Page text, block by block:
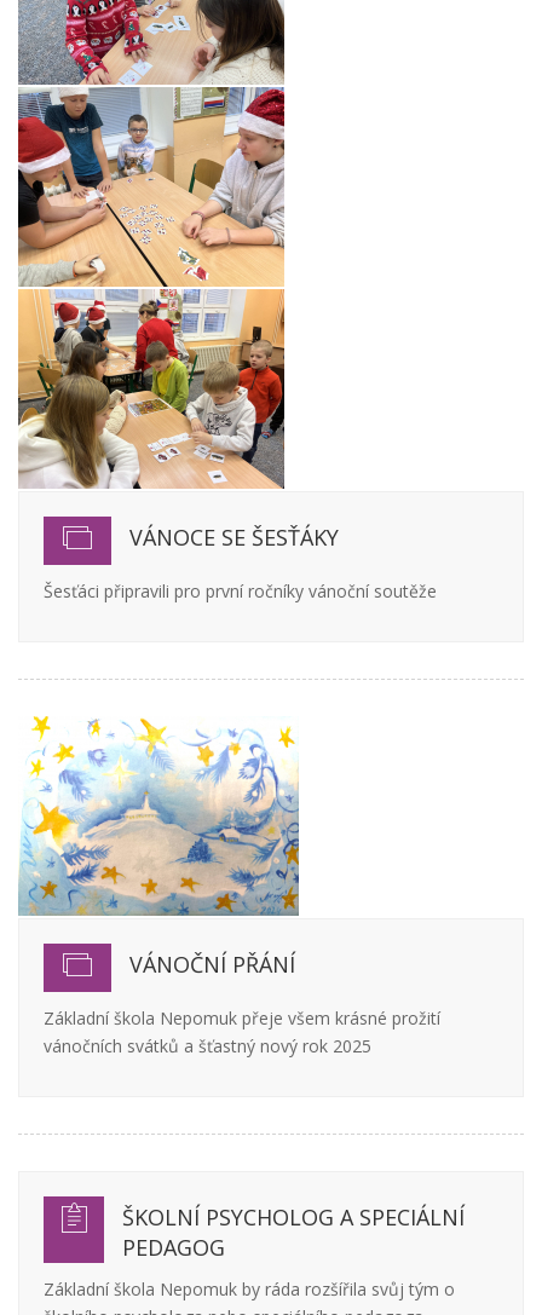
VÁNOCE SE ŠESŤÁKY
Šesťáci připravili pro první ročníky vánoční soutěže
VÁNOČNÍ PŘÁNÍ
Základní škola Nepomuk přeje všem krásné prožití
vánočních svátků a šťastný nový rok 2025
ŠKOLNÍ PSYCHOLOG A SPECIÁLNÍ
PEDAGOG
Základní škola Nepomuk by ráda rozšířila svůj tým o